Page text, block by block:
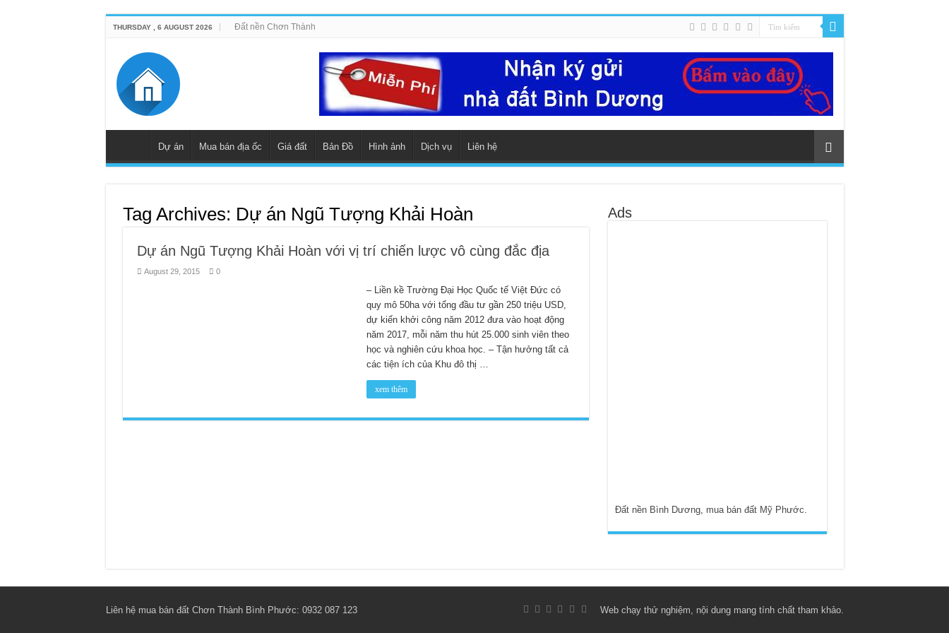
THURSDAY , 6 AUGUST 2026 Đất nền Chơn Thành
Dự án Mua bán địa ốc Giá đất Bản Đồ Hình ảnh Dịch vụ Liên hệ
Tag Archives: Dự án Ngũ Tượng Khải Hoàn
Dự án Ngũ Tượng Khải Hoàn với vị trí chiến lược vô cùng đắc địa
August 29, 2015 0
– Liền kề Trường Đại Học Quốc tế Việt Đức có
quy mô 50ha với tổng đầu tư gần 250 triệu USD,
dự kiến khởi công năm 2012 đưa vào hoạt động
năm 2017, mỗi năm thu hút 25.000 sinh viên theo
học và nghiên cứu khoa học. – Tận hưởng tất cả
các tiện ích của Khu đô thị …
xem thêm
Ads
Đất nền Bình Dương, mua bán đất Mỹ Phước.
Web chạy thử nghiệm, nội dung mang tính chất tham khảo.
Liên hệ mua bán đất Chơn Thành Bình Phước: 0932 087 123